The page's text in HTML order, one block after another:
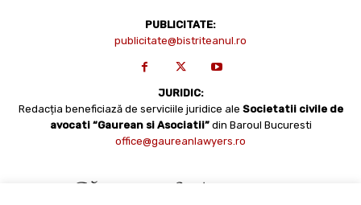
PUBLICITATE:
publicitate@bistriteanul.ro
JURIDIC:
Redacția beneficiază de serviciile juridice ale Societatii civile de
avocati “Gaurean si Asociatii” din Baroul Bucuresti
office@gaureanlawyers.ro